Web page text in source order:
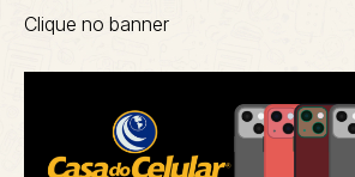
Clique no banner